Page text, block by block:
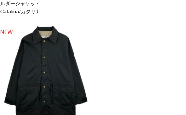
ルダージャケット
Catalina/カタリナ